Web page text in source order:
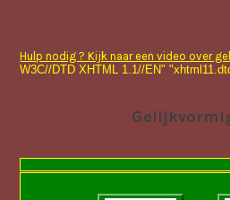
Hulp nodig ? Kijk naar een video over
W3C//DTD XHTML 1.1//EN"